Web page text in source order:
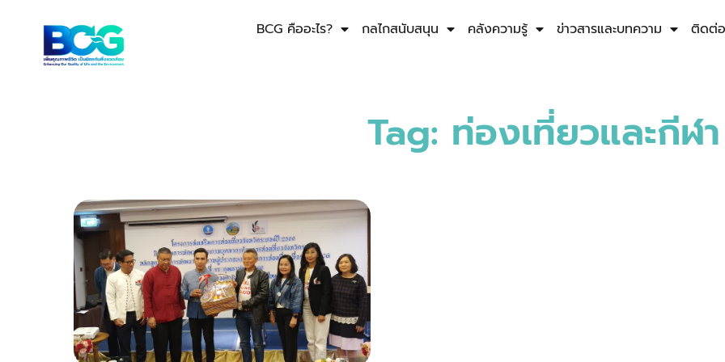
BCG คืออะไร? กลไกสนับสนุน คลังความรู้ ข่าวสารและบทความ ติดต่อ
Tag: ท่องเที่ยวและกีฬา